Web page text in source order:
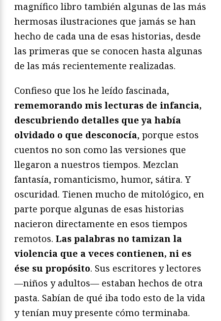
magnífico libro también algunas de las más
hermosas ilustraciones que jamás se han
hecho de cada una de esas historias, desde
las primeras que se conocen hasta algunas
de las más recientemente realizadas.
Confieso que los he leído fascinada,
rememorando mis lecturas de infancia,
descubriendo detalles que ya había
olvidado o que desconocía, porque estos
cuentos no son como las versiones que
llegaron a nuestros tiempos. Mezclan
fantasía, romanticismo, humor, sátira. Y
oscuridad. Tienen mucho de mitológico, en
parte porque algunas de esas historias
nacieron directamente en esos tiempos
remotos. Las palabras no tamizan la
violencia que a veces contienen, ni es
ése su propósito. Sus escritores y lectores
—niños y adultos— estaban hechos de otra
pasta. Sabían de qué iba todo esto de la vida
y tenían muy presente cómo terminaba.